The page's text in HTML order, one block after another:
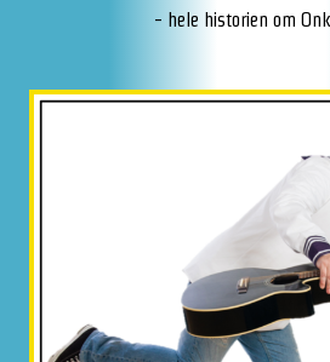
- hele historien om